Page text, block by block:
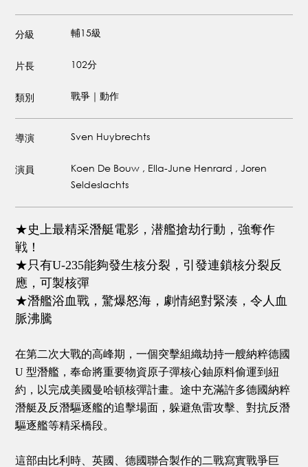
分級 輔15級
片長 102分
類別 戰爭｜動作
導演 Sven Huybrechts
演員
Koen De Bouw , Ella-June Henrard , Joren
Seldeslachts
★史上最精采潛艇電影，潜艦搶劫行動，強奪作
戦！
★只有U-235能夠發生核分裂，引發連鎖核分裂反
應，可製核彈
★潛艦浴血戰，驚爆怒海，劇情絕對緊湊，令人血
脈沸騰
在第二次大戰的高峰期，一個突擊組織劫持一艘納粹德國
U 型潛艦，奉命將重要物資原子彈核心鈾原料偷運到紐
約，以完成美國曼哈頓核彈計畫。途中充滿許多德國納粹
潛艇及反潛驅逐艦的追擊場面，躲避魚雷攻擊、對抗反潛
驅逐艦等精采橋段。
這部由比利時、英國、德國聯合製作的二戰寫實戰爭巨